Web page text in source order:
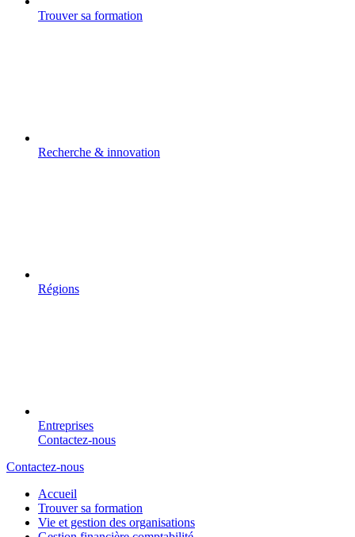
Trouver sa formation
Recherche & innovation
Régions
Entreprises
Contactez-nous
Contactez-nous
Accueil
Trouver sa formation
Vie et gestion des organisations